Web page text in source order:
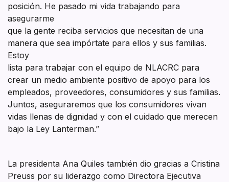
posición. He pasado mi vida trabajando para
asegurarme
que la gente reciba servicios que necesitan de una
manera que sea impórtate para ellos y sus familias.
Estoy
lista para trabajar con el equipo de NLACRC para
crear un medio ambiente positivo de apoyo para los
empleados, proveedores, consumidores y sus familias.
Juntos, aseguraremos que los consumidores vivan
vidas llenas de dignidad y con el cuidado que merecen
bajo la Ley Lanterman.”
La presidenta Ana Quiles también dio gracias a Cristina
Preuss por su liderazgo como Directora Ejecutiva